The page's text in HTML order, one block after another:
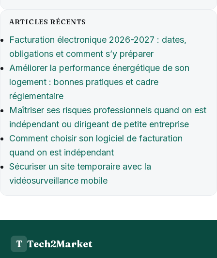
ARTICLES RÉCENTS
Facturation électronique 2026-2027 : dates,
obligations et comment s’y préparer
Améliorer la performance énergétique de son
logement : bonnes pratiques et cadre
réglementaire
Maîtriser ses risques professionnels quand on est
indépendant ou dirigeant de petite entreprise
Comment choisir son logiciel de facturation
quand on est indépendant
Sécuriser un site temporaire avec la
vidéosurveillance mobile
T Tech2Market